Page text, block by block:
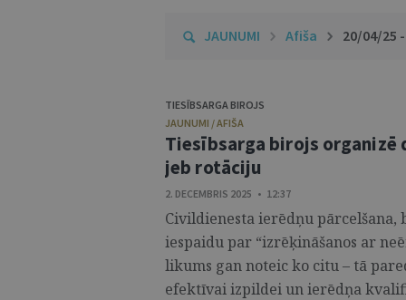
JAUNUMI Afiša 20/04/25
TIESĪBSARGA BIROJS
JAUNUMI / AFIŠA
Tiesībsarga birojs organizē
jeb rotāciju
2. DECEMBRIS 2025 • 12:37
Civildienesta ierēdņu
iespaidu par “izrēķināšanos ar
likums gan noteic ko citu – tā
efektīvai izpildei un ierēdņa